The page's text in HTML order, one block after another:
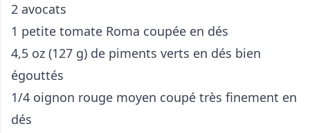
2 avocats
1 petite tomate Roma coupée en dés
4,5 oz (127 g) de piments verts en dés bien
égouttés
1/4 oignon rouge moyen coupé très finement en
dés